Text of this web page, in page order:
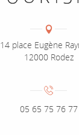
14 place Eugène
12000 Rodez
05 65 75 76 77